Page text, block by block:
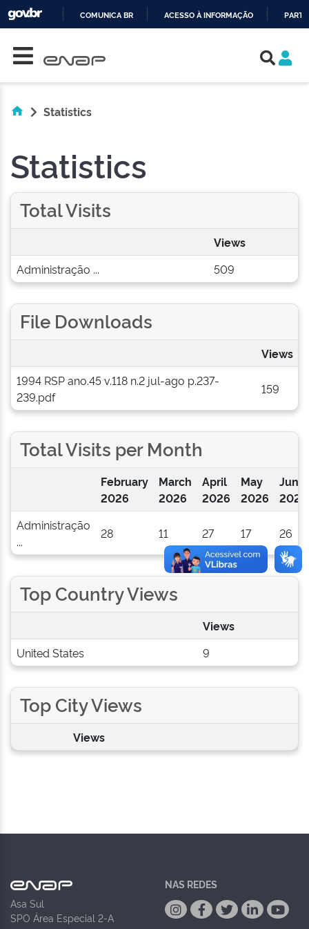
COMUNICA BR ACESSO À INFORMAÇÃO
Statistics
Statistics
Total Visits
Views
Administração ...
509
File Downloads
Views
1994 RSP ano.45 v.118 n.2 jul-ago p.237-
239.pdf
159
Total Visits per Month
February
2026
March
2026
April
2026
May
2026
June
2026
Administração
...
28 11 27 17 26
Top Country Views
Views
United States
9
Top City Views
Views
Asa Sul
SPO Área Especial 2-A
NAS REDES